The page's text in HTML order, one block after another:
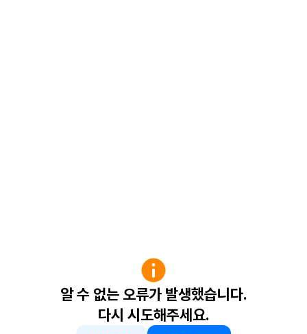
알 수 없는 오류가 발생했습니다.
다시 시도해주세요.